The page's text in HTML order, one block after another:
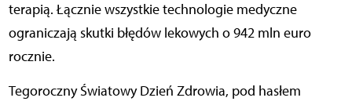
terapią. Łącznie wszystkie technologie medyczne
ograniczają skutki błędów lekowych o 942 mln euro
rocznie.
Tegoroczny Światowy Dzień Zdrowia, pod hasłem